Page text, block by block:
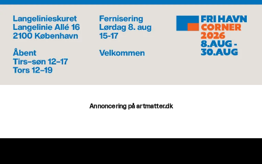
Annoncering på artmatter.dk